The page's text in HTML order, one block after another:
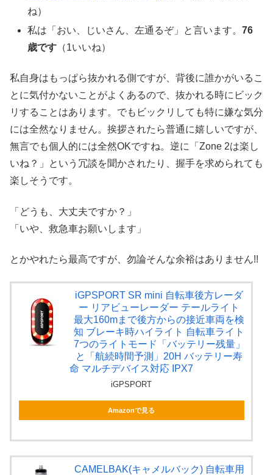
ね）
私は「おい、じいさん、左通るぞ」と言います。76
歳です （1いいね）
私自身はもっぱら抜かれる側ですが、背後に誰かがいるこ
とに気付かないことがよくあるので、抜かれる時にビック
リすることはあります。でもビックリしても特に嫌な気分
には全然なりません。挨拶されたら普通に嬉しいですが、
無言でも個人的には全然OKですね。逆に「Zone 2は楽し
いね？」という冗談を聞かされたり、握手を求められても
楽しそうです。
「どうも、大丈夫ですか？」
「いや、救急車お願いします」
とかやれたら最高ですが、勿論そんな余裕はありません!!
iGPSPORT SR mini 自転車後方レーダ
ー リアビューレーダー テールライト
最大160mまで後方からの接近車両を検
知 ブレーキ時ハイライト 自転車ライト
7つのライトモード「バッテリー残量」
と「航続時間予測」20H バッテリー寿
命 マルチデバイス対応 IPX7
iGPSPORT
Amazonで見る
CAMELBAK(キャメルバック) 自転車用